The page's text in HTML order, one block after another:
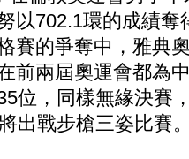
以702.1環的成績奪
賽的爭奪中，雅典
前兩屆奧運會都為
位，同樣無緣決賽
出戰步槍三姿比賽